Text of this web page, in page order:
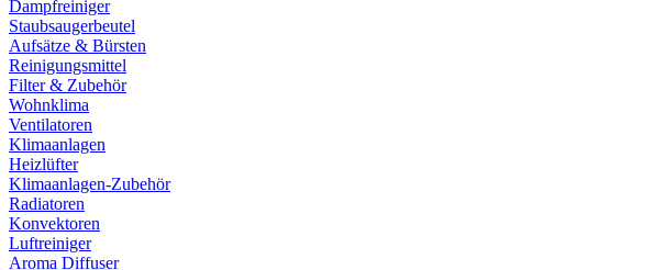
Dampfreiniger
Staubsaugerbeutel
Aufsätze & Bürsten
Reinigungsmittel
Filter & Zubehör
Wohnklima
Ventilatoren
Klimaanlagen
Heizlüfter
Klimaanlagen-Zubehör
Radiatoren
Konvektoren
Luftreiniger
Aroma Diffuser